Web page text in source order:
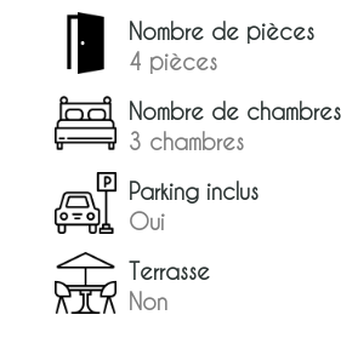
Nombre de pièces
4 pièces
Nombre de chambres
3 chambres
Parking inclus
Oui
Terrasse
Non